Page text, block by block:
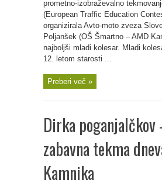
prometno-izobraževalno
(European Traffic Education
organizirala Avto-moto zveza
Poljanšek (OŠ Šmartno – AMD
najboljši mladi kolesar. Mladi
12. letom starosti ...
Preberi več »
Dirka
zabavna tekma
Kamnika